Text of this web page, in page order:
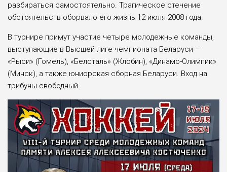
разбираться самостоятельно. Трагическое стечение
обстоятельств оборвало его жизнь 12 июля 2008 года.
В турнире примут участие четыре молодежные команды,
выступающие в Высшей лиге чемпионата Беларуси –
«Рыси» (Гомель), «Белсталь» (Жлобин), «Динамо-Олимпик»
(Минск), а также юниорская сборная Беларуси. Вход на
трибуны свободный.